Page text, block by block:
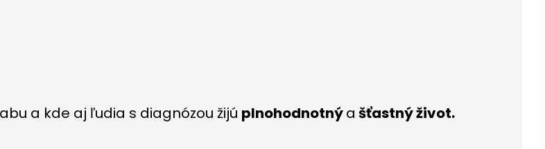
a kde aj ľudia s diagnózou žijú plnohodnotnýa šťastný život.